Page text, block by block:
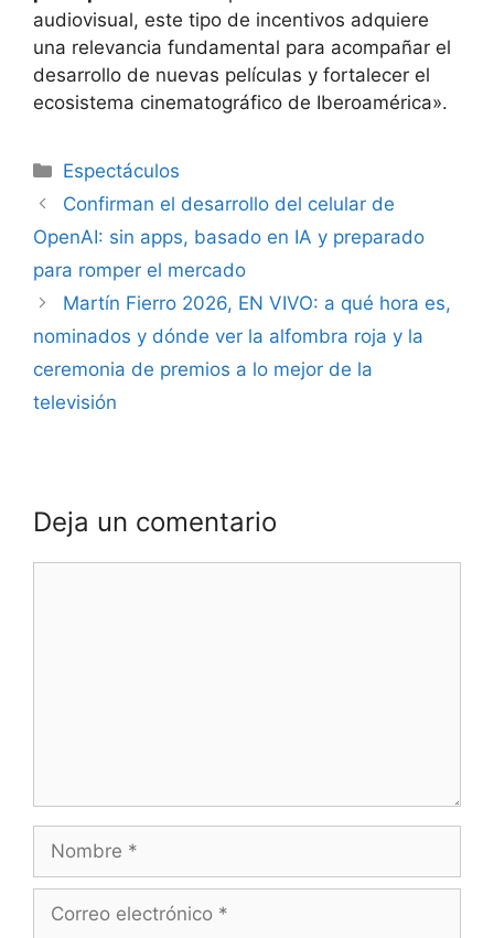
audiovisual, este tipo de incentivos adquiere
una relevancia fundamental para acompañar el
desarrollo de nuevas películas y fortalecer el
ecosistema cinematográfico de Iberoamérica».
Espectáculos
Confirman el desarrollo del celular de
OpenAI: sin apps, basado en IA y preparado
para romper el mercado
Martín Fierro 2026, EN VIVO: a qué hora es,
nominados y dónde ver la alfombra roja y la
ceremonia de premios a lo mejor de la
televisión
Deja un comentario